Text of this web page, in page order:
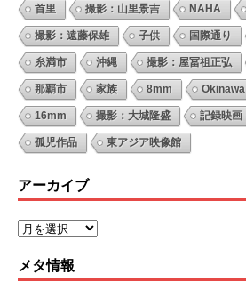
首里 撮影：山里景吉 NAHA
撮影：遠藤保雄 子供 国際通り
糸満市 沖縄 撮影：屋冨祖正弘
那覇市 家族 8mm Okinawa
16mm 撮影：大城隆盛 記録映画
孤児作品 東アジア映像館
アーカイブ
メタ情報